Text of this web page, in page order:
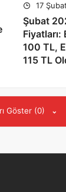
17
Şubat
Fiyatları:
100 TL,
115 TL
Göster (0)